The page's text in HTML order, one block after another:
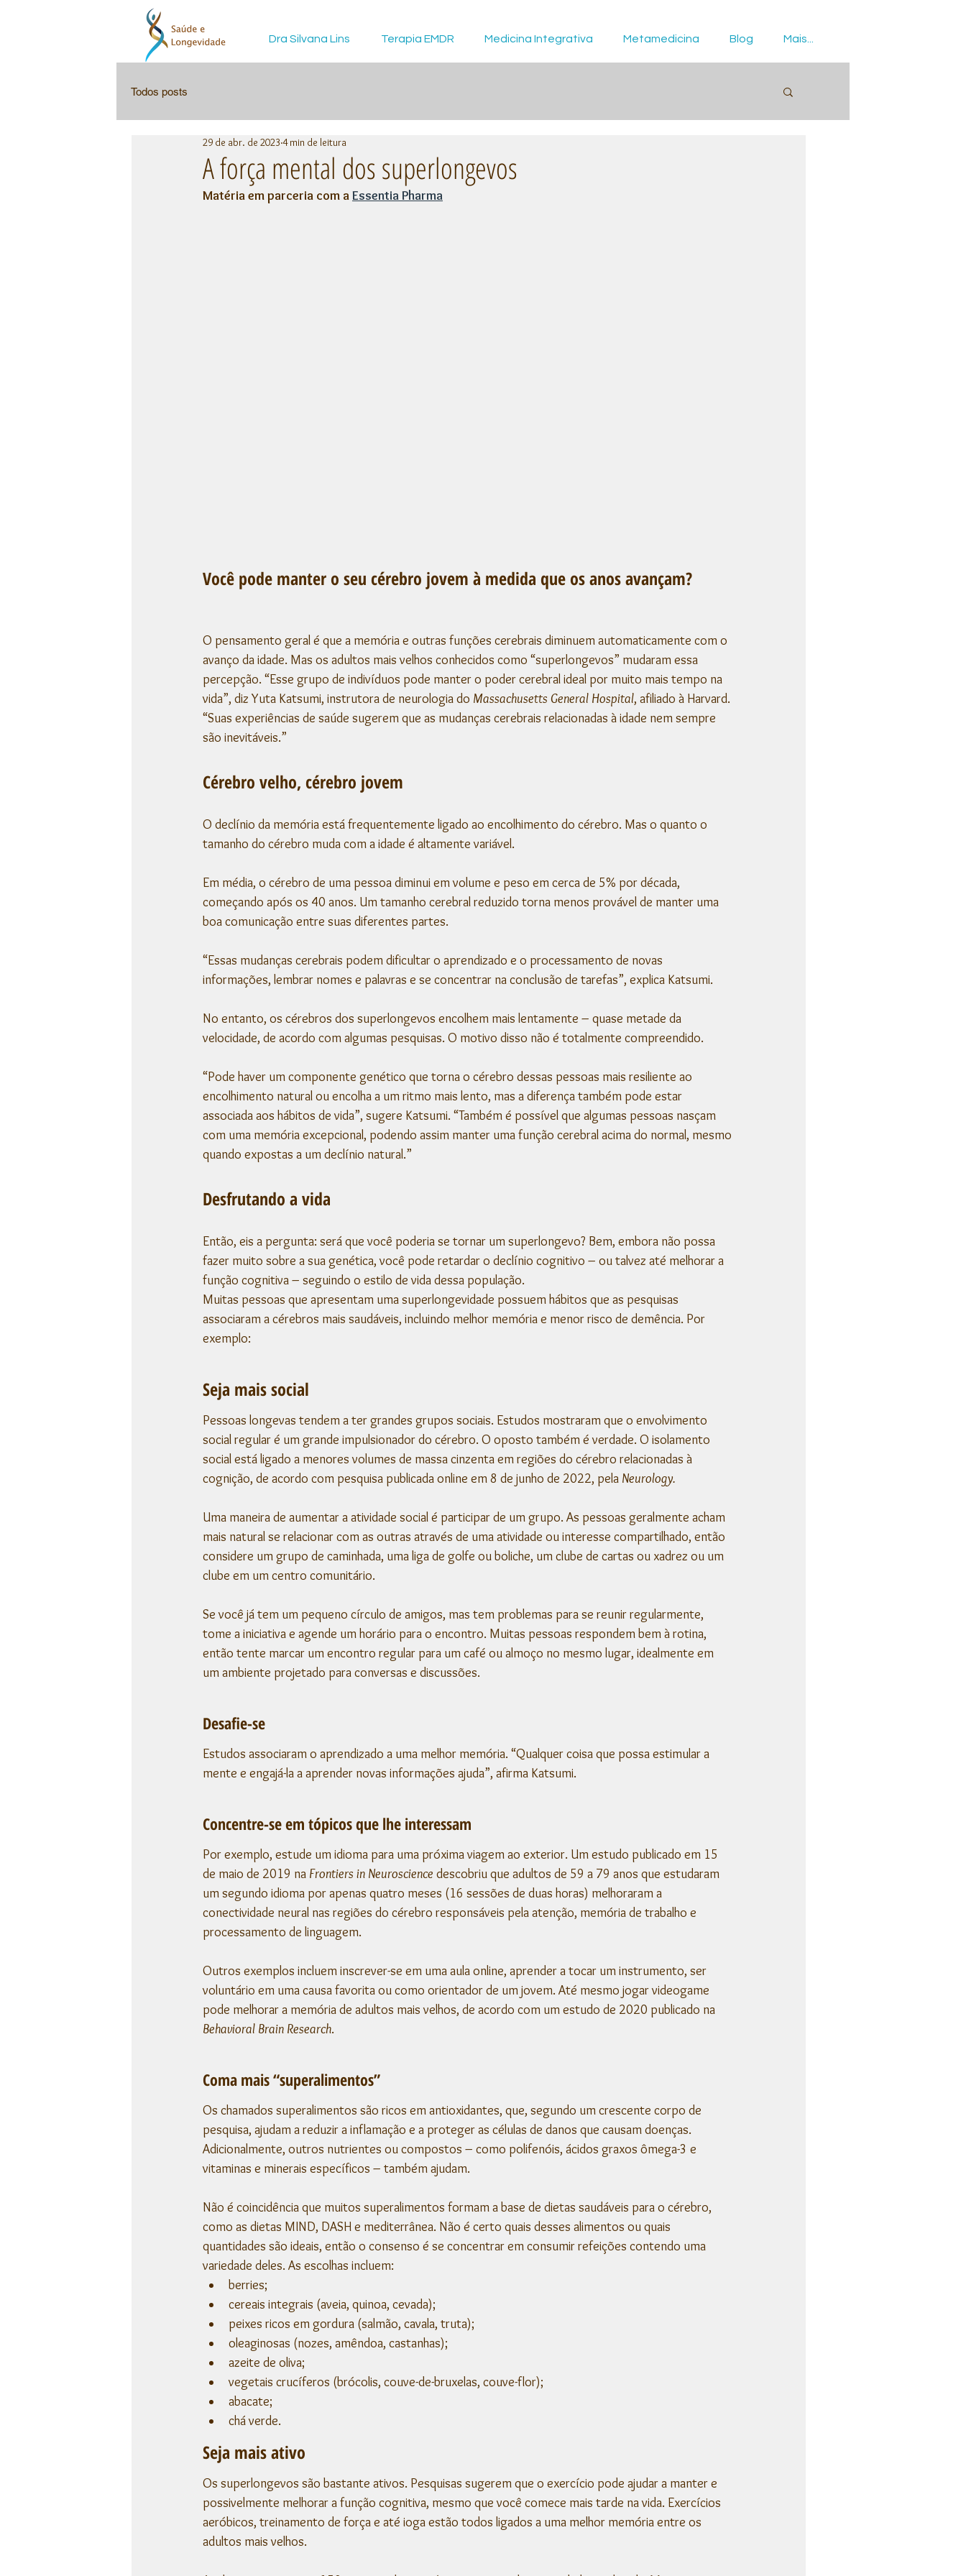
Dra Silvana Lins Terapia EMDR Medicina Integrativa Metamedicina Blog Mais...
Todos posts
A força mental dos superlongevos
29 de abr. de 2023 4 min de leitura
Matéria em parceria com a Essentia Pharma
Você pode manter o seu cérebro jovem à medida que os anos avançam?
O pensamento geral é que a memória e outras funções cerebrais diminuem automaticamente com o
avanço da idade. Mas os adultos mais velhos conhecidos como “superlongevos” mudaram essa
percepção. “Esse grupo de indivíduos pode manter o poder cerebral ideal por muito mais tempo na
vida”, diz Yuta Katsumi, instrutora de neurologia do Massachusetts General Hospital, afiliado à Harvard.
“Suas experiências de saúde sugerem que as mudanças cerebrais relacionadas à idade nem sempre
são inevitáveis.”
Cérebro velho, cérebro jovem
O declínio da memória está frequentemente ligado ao encolhimento do cérebro. Mas o quanto o
tamanho do cérebro muda com a idade é altamente variável.
Em média, o cérebro de uma pessoa diminui em volume e peso em cerca de 5% por década,
começando após os 40 anos. Um tamanho cerebral reduzido torna menos provável de manter uma
boa comunicação entre suas diferentes partes.
“Essas mudanças cerebrais podem dificultar o aprendizado e o processamento de novas
informações, lembrar nomes e palavras e se concentrar na conclusão de tarefas”, explica Katsumi.
No entanto, os cérebros dos superlongevos encolhem mais lentamente – quase metade da
velocidade, de acordo com algumas pesquisas. O motivo disso não é totalmente compreendido.
“Pode haver um componente genético que torna o cérebro dessas pessoas mais resiliente ao
encolhimento natural ou encolha a um ritmo mais lento, mas a diferença também pode estar
associada aos hábitos de vida”, sugere Katsumi. “Também é possível que algumas pessoas nasçam
com uma memória excepcional, podendo assim manter uma função cerebral acima do normal, mesmo
quando expostas a um declínio natural.”
Desfrutando a vida
Então, eis a pergunta: será que você poderia se tornar um superlongevo? Bem, embora não possa
fazer muito sobre a sua genética, você pode retardar o declínio cognitivo – ou talvez até melhorar a
função cognitiva – seguindo o estilo de vida dessa população.
Muitas pessoas que apresentam uma superlongevidade possuem hábitos que as pesquisas
associaram a cérebros mais saudáveis, incluindo melhor memória e menor risco de demência. Por
exemplo:
Seja mais social
Pessoas longevas tendem a ter grandes grupos sociais. Estudos mostraram que o envolvimento
social regular é um grande impulsionador do cérebro. O oposto também é verdade. O isolamento
social está ligado a menores volumes de massa cinzenta em regiões do cérebro relacionadas à
cognição, de acordo com pesquisa publicada online em 8 de junho de 2022, pela Neurology.
Uma maneira de aumentar a atividade social é participar de um grupo. As pessoas geralmente acham
mais natural se relacionar com as outras através de uma atividade ou interesse compartilhado, então
considere um grupo de caminhada, uma liga de golfe ou boliche, um clube de cartas ou xadrez ou um
clube em um centro comunitário.
Se você já tem um pequeno círculo de amigos, mas tem problemas para se reunir regularmente,
tome a iniciativa e agende um horário para o encontro. Muitas pessoas respondem bem à rotina,
então tente marcar um encontro regular para um café ou almoço no mesmo lugar, idealmente em
um ambiente projetado para conversas e discussões.
Desafie-se
Estudos associaram o aprendizado a uma melhor memória. “Qualquer coisa que possa estimular a
mente e engajá-la a aprender novas informações ajuda”, afirma Katsumi.
Concentre-se em tópicos que lhe interessam
Por exemplo, estude um idioma para uma próxima viagem ao exterior. Um estudo publicado em 15
de maio de 2019 na Frontiers in Neuroscience descobriu que adultos de 59 a 79 anos que estudaram
um segundo idioma por apenas quatro meses (16 sessões de duas horas) melhoraram a
conectividade neural nas regiões do cérebro responsáveis ​​pela atenção, memória de trabalho e
processamento de linguagem.
Outros exemplos incluem inscrever-se em uma aula online, aprender a tocar um instrumento, ser
voluntário em uma causa favorita ou como orientador de um jovem. Até mesmo jogar videogame
pode melhorar a memória de adultos mais velhos, de acordo com um estudo de 2020 publicado na
Behavioral Brain Research.
Coma mais “superalimentos”
Os chamados superalimentos são ricos em antioxidantes, que, segundo um crescente corpo de
pesquisa, ajudam a reduzir a inflamação e a proteger as células de danos que causam doenças.
Adicionalmente, outros nutrientes ou compostos – como polifenóis, ácidos graxos ômega-3 e
vitaminas e minerais específicos – também ajudam.
Não é coincidência que muitos superalimentos formam a base de dietas saudáveis ​​para o cérebro,
como as dietas MIND, DASH e mediterrânea. Não é certo quais desses alimentos ou quais
quantidades são ideais, então o consenso é se concentrar em consumir refeições contendo uma
variedade deles. As escolhas incluem:
berries;
cereais integrais (aveia, quinoa, cevada);
peixes ricos em gordura (salmão, cavala, truta);
oleaginosas (nozes, amêndoa, castanhas);
azeite de oliva;
vegetais crucíferos (brócolis, couve-de-bruxelas, couve-flor);
abacate;
chá verde.
Seja mais ativo
Os superlongevos são bastante ativos. Pesquisas sugerem que o exercício pode ajudar a manter e
possivelmente melhorar a função cognitiva, mesmo que você comece mais tarde na vida. Exercícios
aeróbicos, treinamento de força e até ioga estão todos ligados a uma melhor memória entre os
adultos mais velhos.